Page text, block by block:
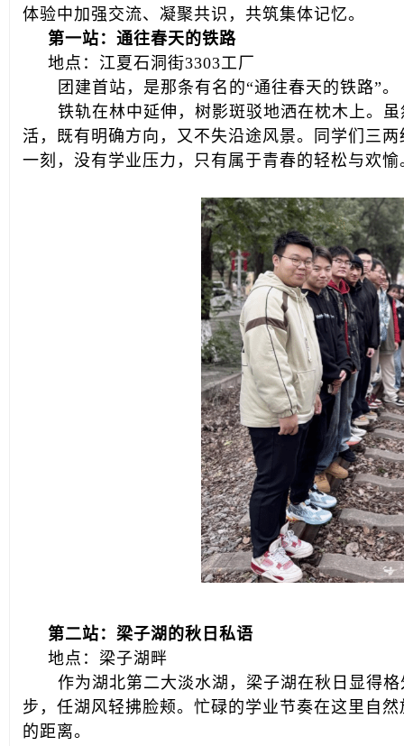
体验中加强交流、凝聚共识，共筑集体记忆。
第一站：通往春天的铁路
地点：江夏石洞街3303工厂
团建首站，是那条有名的“通往春天的铁路”。
铁轨在林中延伸，树影斑驳地洒在枕木上。
活，既有明确方向，又不失沿途风景。同学们三
一刻，没有学业压力，只有属于青春的轻松与欢愉
第二站：梁子湖的秋日私语
地点：梁子湖畔
作为湖北第二大淡水湖，梁子湖在秋日显得
步，任湖风轻拂脸颊。忙碌的学业节奏在这里自
的距离。